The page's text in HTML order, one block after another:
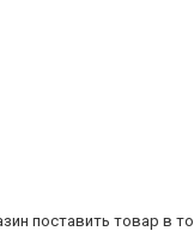
поставить товар в